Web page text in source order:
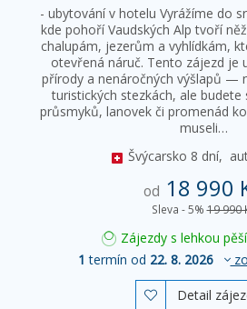
- ubytování v hotelu Vyrážíme do
kde pohoří Vaudských Alp tvoří
chalupám, jezerům a vyhlídkám,
otevřená náruč. Tento zájezd je
přírody a nenáročných výšlapů —
turistických stezkách, ale budete
průsmyků, lanovek či promenád
museli…
Švýcarsko 8 dní,
od 18 990
Sleva - 5% 19 990
Zájezdy s lehkou
1 termín od 22. 8. 2026
 Detail